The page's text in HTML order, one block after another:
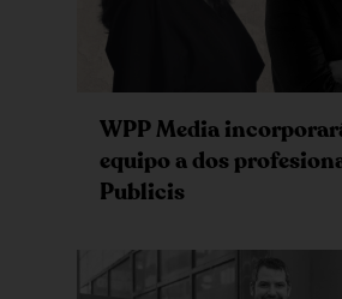
WPP Media
equipo a dos
Publicis